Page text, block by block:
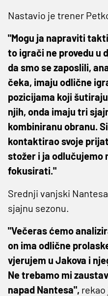
Nastavio je trener
"Mogu ja napraviti
to igrači ne provedu u
da smo se zaposlili,
čeka, imaju odlične
pozicijama koji
njih, onda imaju tri
kombiniranu obranu.
kontaktirao svoje
stožer i ja odlučujemo
fokusirati."
Srednji vanjski
sjajnu sezonu.
"Večeras ćemo
on ima odlične
vjerujem u Jakova i
Ne trebamo mi
napad Nantesa",